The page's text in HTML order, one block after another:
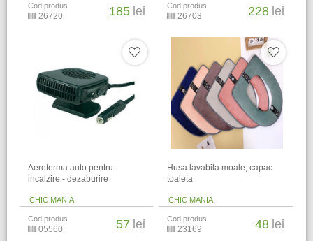
Cod produs
26720 185 lei Cod produs
26703 228 lei
Aeroterma auto pentru
incalzire - dezaburire
CHIC MANIA
Cod produs
05560 57 lei
Husa lavabila moale, capac
toaleta
CHIC MANIA
Cod produs
23169 48 lei